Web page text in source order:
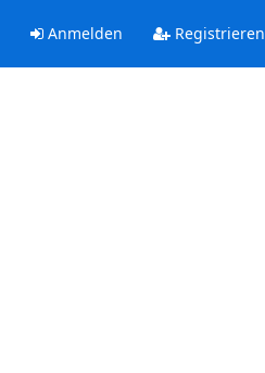
Anmelden Registrieren